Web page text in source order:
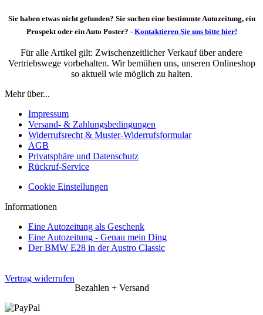
Sie haben etwas nicht gefunden? Sie suchen eine bestimmte Autozeitung, ein
Prospekt oder ein Auto Poster? - Kontaktieren Sie uns bitte hier!
Für alle Artikel gilt: Zwischenzeitlicher Verkauf über andere
Vertriebswege vorbehalten. Wir bemühen uns, unseren Onlineshop
so aktuell wie möglich zu halten.
Mehr über...
Impressum
Versand- & Zahlungsbedingungen
Widerrufsrecht & Muster-Widerrufsformular
AGB
Privatsphäre und Datenschutz
Rückruf-Service
Cookie Einstellungen
Informationen
Eine Autozeitung als Geschenk
Eine Autozeitung - Genau mein Ding
Der BMW E28 in der Austro Classic
Vertrag widerrufen
Bezahlen + Versand